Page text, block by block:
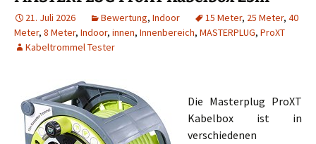
21. Juli 2026 Bewertung, Indoor 15 Meter, 25 Meter, 40
Meter, 8 Meter, Indoor, innen, Innenbereich, MASTERPLUG, ProXT
Kabeltrommel Tester
Die Masterplug ProXT
Kabelbox ist in
verschiedenen